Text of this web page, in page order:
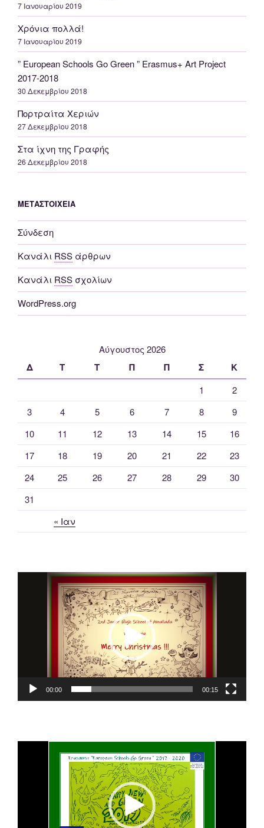
7 Ιανουαρίου 2019
Χρόνια πολλά!
7 Ιανουαρίου 2019
” European Schools Go Green ” Erasmus+ Αrt Project
2017-2018
30 Δεκεμβρίου 2018
Πορτραίτα Χεριών
27 Δεκεμβρίου 2018
Στα ίχνη της Γραφής
26 Δεκεμβρίου 2018
ΜΕΤΑΣΤΟΙΧΕΊΑ
Σύνδεση
Κανάλι RSS άρθρων
Κανάλι RSS σχολίων
WordPress.org
Αύγουστος 2026
Δ Τ Τ Π Π Σ Κ
« Ιαν
1
2
3
4 5 6 7 8
9
10
11 12 13 14 15
16
17
18 19 20 21 22
23
24
25 26 27 28 29
30
31
Πρόγραμμα
Αναπαραγωγής
00:00 00:15
Αναπαραγωγής